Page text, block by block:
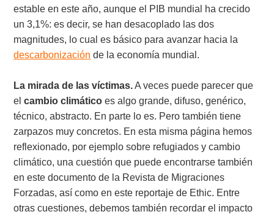
estable en este año, aunque el PIB mundial ha crecido
un 3,1%: es decir, se han desacoplado las dos
magnitudes, lo cual es básico para avanzar hacia la
descarbonización de la economía mundial.
La mirada de las víctimas.A veces puede parecer que
elcambio climático es algo grande, difuso, genérico,
técnico, abstracto. En parte lo es. Pero también tiene
zarpazos muy concretos. En esta misma página hemos
reflexionado, por ejemplo sobre refugiados y cambio
climático, una cuestión que puede encontrarse también
en este documento de la Revista de Migraciones
Forzadas, así como en este reportaje de Ethic. Entre
otras cuestiones, debemos también recordar el impacto